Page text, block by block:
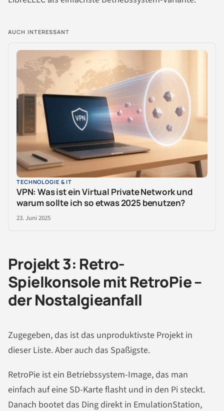
AUCH INTERESSANT
TECHNOLOGIE & IT
VPN: Was ist ein Virtual Private Network und
warum sollte ich so etwas 2025 benutzen?
23. Juni 2025
Projekt 3: Retro-
Spielkonsole mit RetroPie –
der Nostalgieanfall
Zugegeben, das ist das unproduktivste Projekt in
dieser Liste. Aber auch das Spaßigste.
RetroPie ist ein Betriebssystem-Image, das man
einfach auf eine SD-Karte flasht und in den Pi steckt.
Danach bootet das Ding direkt in EmulationStation,